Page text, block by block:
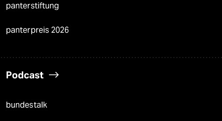
panterstiftung
panterpreis 2026
Podcast
bundestalk